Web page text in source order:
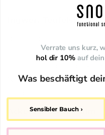
Ingwer, Teufelskralle
Zutaten
Naturheilkunde als
Ackerschachtelhalm
Kieselsäure
Verrate uns kurz,
hol dir 10%auf dein
Was beschäftigt
Sensibler Bauch ›